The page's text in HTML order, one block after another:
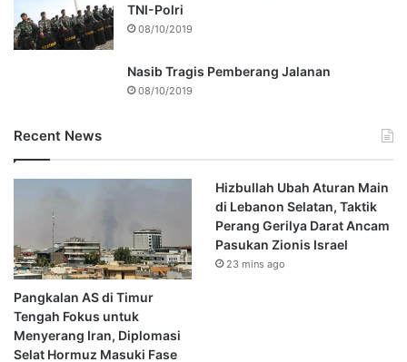
TNI-Polri
08/10/2019
Nasib Tragis Pemberang Jalanan
08/10/2019
Recent News
Pangkalan AS di Timur
Tengah Fokus untuk
Menyerang Iran, Diplomasi
Selat Hormuz Masuki Fase
Hizbullah Ubah Aturan Main
di Lebanon Selatan, Taktik
Perang Gerilya Darat Ancam
Pasukan Zionis Israel
23 mins ago